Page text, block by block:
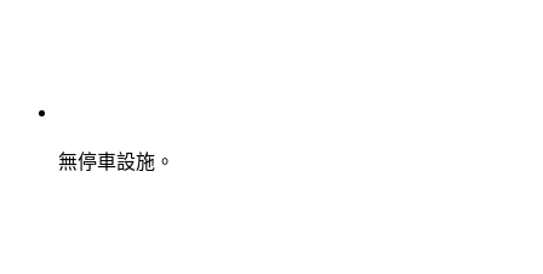
無停車設施。